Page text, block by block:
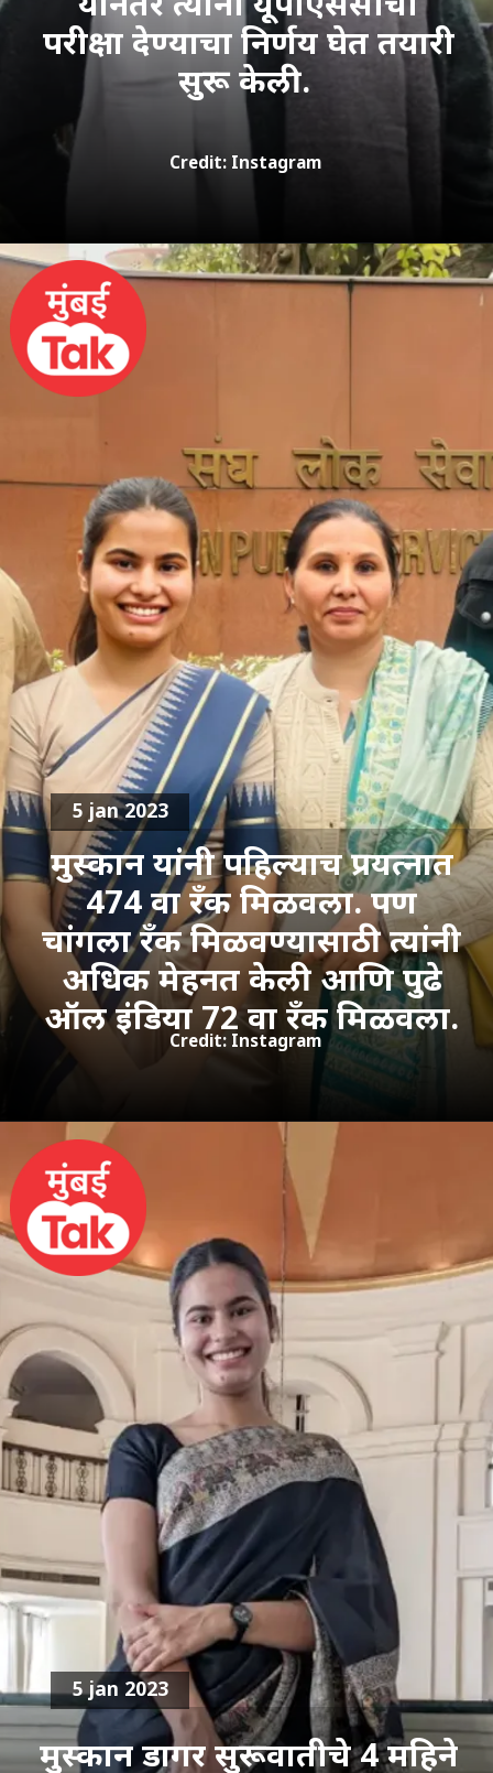
परीक्षा देण्याचा निर्णय घेत तयारी
सुरू केली.
Credit: Instagram
मुस्कान यांनी पहिल्याच प्रयत्नात
474 वा रँक मिळवला. पण
चांगला रँक मिळवण्यासाठी त्यांनी
अधिक मेहनत केली आणि पुढे
ऑल इंडिया 72 वा रँक मिळवला.
5 jan 2023
Credit: Instagram
मुस्कान डागर सुरूवातीचे 4 महिने
5 jan 2023